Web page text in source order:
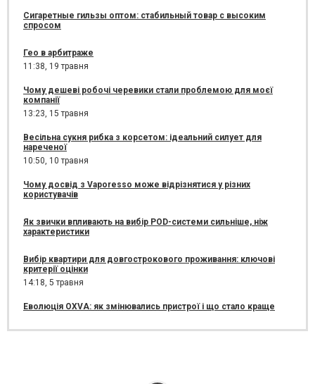
Сигаретные гильзы оптом: стабильный товар с высоким
спросом
Гео в арбитраже
11:38, 19 травня
Чому дешеві робочі черевики стали проблемою для моєї
компанії
13:23, 15 травня
Весільна сукня рибка з корсетом: ідеальний силует для
нареченої
10:50, 10 травня
Чому досвід з Vaporesso може відрізнятися у різних
користувачів
Як звички впливають на вибір POD-системи сильніше, ніж
характеристики
Вибір квартири для довгострокового проживання: ключові
критерії оцінки
14:18, 5 травня
Еволюція OXVA: як змінювались пристрої і що стало краще